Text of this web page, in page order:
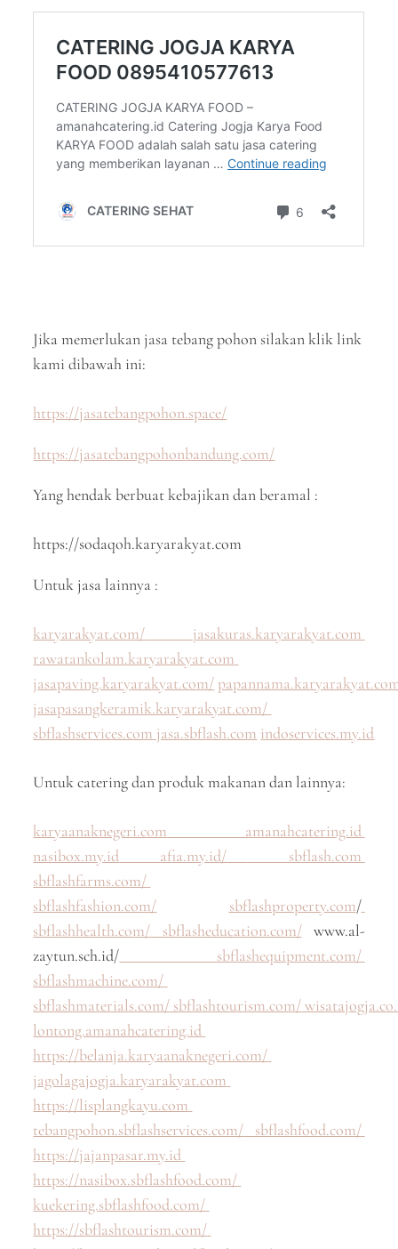
Jika memerlukan jasa tebang pohon silakan klik link
kami dibawah ini:
https://jasatebangpohon.space/
https://jasatebangpohonbandung.com/
Yang hendak berbuat kebajikan dan beramal :
https://sodaqoh.karyarakyat.com
Untuk jasa lainnya :
karyarakyat.com/ jasakuras.karyarakyat.com
rawatankolam.karyarakyat.com
jasapaving.karyarakyat.com/
jasapasangkeramik.karyarakyat.com/
sbflashservices.com jasa.sbflash.com indoservices.my.id
Untuk catering dan produk makanan dan lainnya:
karyaanaknegeri.com amanahcatering.id
nasibox.my.id afia.my.id/
sbflash.com
sbflashfarms.com/
sbflashfashion.com/
sbflashproperty.com/
sbflashhealth.com/ sbflasheducation.com/www.al-
zaytun.sch.id/ sbflashequipment.com/
sbflashmachine.com/
sbflashmaterials.com/ sbflashtourism.com/
lontong.amanahcatering.id
https://belanja.karyaanaknegeri.com/
jagolagajogja.karyarakyat.com
https://lisplangkayu.com
tebangpohon.sbflashservices.com/ sbflashfood.com/
https://jajanpasar.my.id
https://nasibox.sbflashfood.com/
kuekering.sbflashfood.com/
https://sbflashtourism.com/